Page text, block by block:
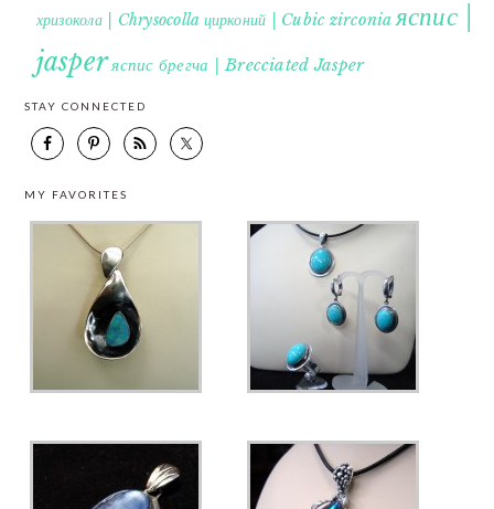
хризокола | Chrysocolla цирконий | Cubic zirconia яспис |
jasperяспис брегча | Brecciated Jasper
STAY CONNECTED
MY FAVORITES